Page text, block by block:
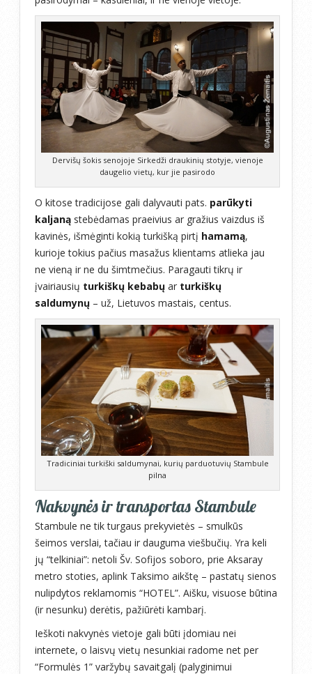
Dervišų šokis senojoje Sirkedži draukinių stotyje, vienoje
daugelio vietų, kur jie pasirodo
O kitose tradicijose gali dalyvauti pats. parūkyti
kaljaną stebėdamas praeivius ar gražius vaizdus iš
kavinės, išmėginti kokią turkišką pirtį hamamą,
kurioje tokius pačius masažus klientams atlieka jau
ne vieną ir ne du šimtmečius. Paragauti tikrų ir
įvairiausių turkiškų kebabų ar turkiškų
saldumynų – už, Lietuvos mastais, centus.
Tradiciniai turkiški saldumynai, kurių parduotuvių Stambule
pilna
Nakvynės ir transportas Stambule
Stambule ne tik turgaus prekyvietės – smulkūs
šeimos verslai, tačiau ir dauguma viešbučių. Yra keli
jų “telkiniai”: netoli Šv. Sofijos soboro, prie Aksaray
metro stoties, aplink Taksimo aikštę – pastatų sienos
nulipdytos reklamomis “HOTEL”. Aišku, visuose būtina
(ir nesunku) derėtis, pažiūrėti kambarį.
Ieškoti nakvynės vietoje gali būti įdomiau nei
internete, o laisvų vietų nesunkiai radome net per
“Formulės 1” varžybų savaitgalį (palyginimui